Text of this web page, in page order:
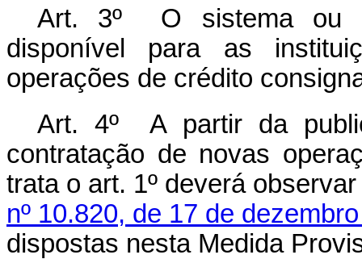
Art. 3º O sistema ou
disponível para as
operações de crédito
Art. 4º A partir da
contratação de novas
trata o art. 1º deverá
nº 10.820, de 17 de
dispostas nesta Medida